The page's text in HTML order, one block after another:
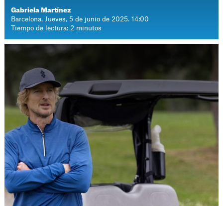
Gabriela Martínez
Barcelona. Jueves, 5 de junio de 2025. 14:00
Tiempo de lectura: 2 minutos